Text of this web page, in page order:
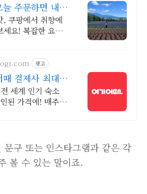
주문하면 내
, 쿠팡에서 취향에
세요! 복잡한 요리
광고
결제사 최대
세계 인기 숙소
된 가격에! 매주
문구 또는 인스타그램과 같은 각
볼 수 있는 말이죠.